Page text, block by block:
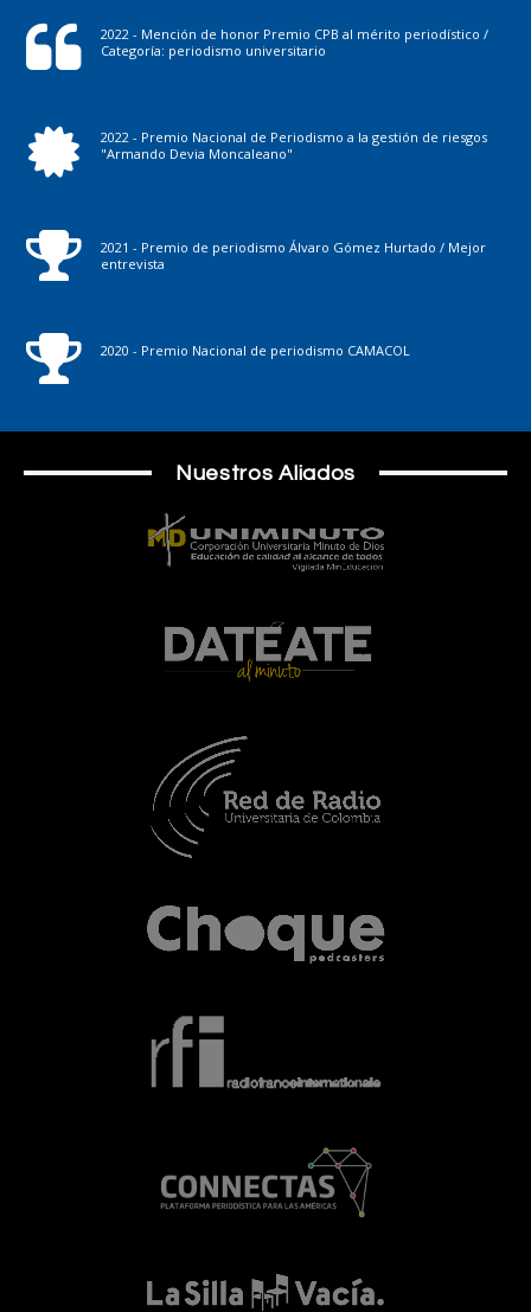
2022 - Mención de honor Premio CPB al mérito periodístico /
Categoría: periodismo universitario
2022 - Premio Nacional de Periodismo a la gestión de riesgos
"Armando Devia Moncaleano"
2021 - Premio de periodismo Álvaro Gómez Hurtado / Mejor
entrevista
2020 - Premio Nacional de periodismo CAMACOL
Nuestros Aliados